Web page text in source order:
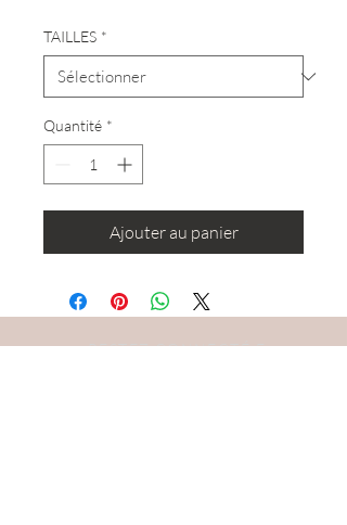
TAILLES *
Quantité *
Ajouter au panier
RESTEZ CONNECTÉ·E